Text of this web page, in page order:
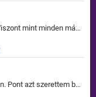
Amióta bejött, csak ezzel játszom. Viszont mint minden más - akár az alapjáték is, ez is baromira összetett lett. Néha már pár kör után is esélytelen az egész. Vagy irreállisan túltápol valaki, vagy lelép a partner, vagy csak hülye mint a segg. És amikor eljönne az én időm, na akkor jön el mindenki másé is. Engem jobban érdekelne, hogy ki milyen ratingen szokott játszani. Na ez lenne egy érdekes adat.
Én azóta nem BG-zek amióta duo van. Pont azt szerettem benne, hogy rajtam múlik mi történik, nem pedig a társamon. Kérem vissza a régi BG-t :D